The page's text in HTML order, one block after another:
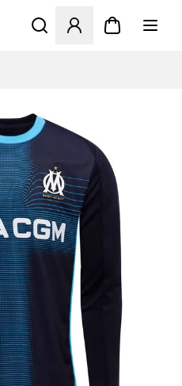
Åbner en Modal til at